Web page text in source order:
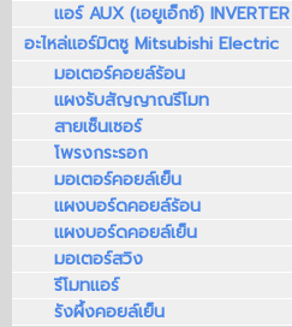
แอร์ AUX (เอยูเอ็กซ์)
อะไหล่แอร์มิตซู Mitsubishi Electric
มอเตอร์คอยล์ร้อน
แผงรับสัญญาณรีโมท
สายเซ็นเซอร์
โพรงกระรอก
มอเตอร์คอยล์เย็น
แผงบอร์ดคอยล์ร้อน
แผงบอร์ดคอยล์เย็น
มอเตอร์สวิง
รีโมทแอร์
รังผึ้งคอยล์เย็น